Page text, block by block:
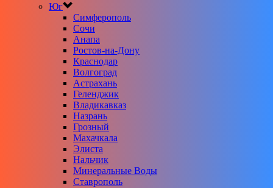
Юг
Симферополь
Сочи
Анапа
Ростов-на-Дону
Краснодар
Волгоград
Астрахань
Геленджик
Владикавказ
Назрань
Грозный
Махачкала
Элиста
Нальчик
Минеральные Воды
Ставрополь